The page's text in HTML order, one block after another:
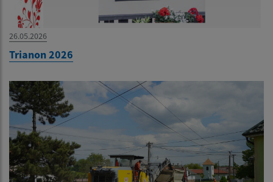
26.05.2026
Trianon 2026